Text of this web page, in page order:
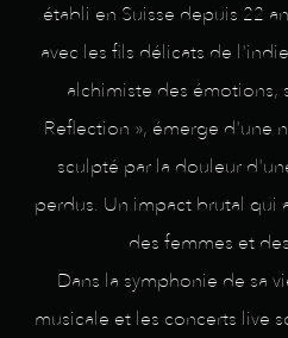
établi en Suisse depuis 22
avec les fils délicats de
alchimiste des émotions,
Reflection », émerge d'une
sculpté par la douleur
perdus. Un impact brutal qui
des femmes et
Dans la symphonie de sa
musicale et les concerts live